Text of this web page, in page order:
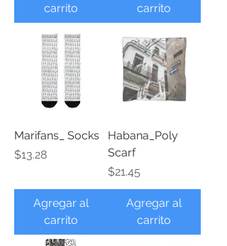
carrito
carrito
Marifans_ Socks
Precio
$13.28
Agregar al
carrito
Habana_Poly
Scarf
Precio
$21.45
Agregar al
carrito